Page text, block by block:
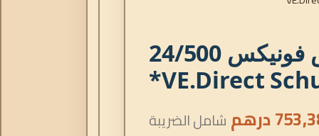
عاكس فونيكس 24/500
VE.Direct
درهم شامل الضريبة